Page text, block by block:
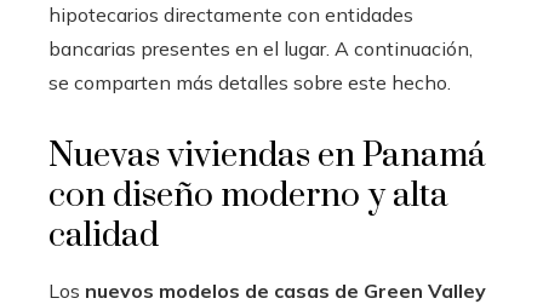
hipotecarios directamente con entidades
bancarias presentes en el lugar. A continuación,
se comparten más detalles sobre este hecho.
Nuevas viviendas en Panamá
con diseño moderno y alta
calidad
Los nuevos modelos de casas de Green Valley